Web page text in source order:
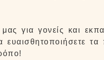
για γονείς και
ευαισθητοποιήσετε